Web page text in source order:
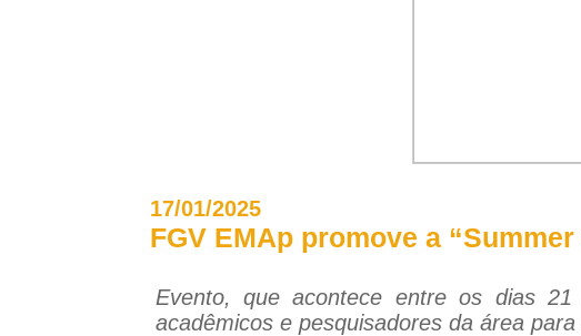
17/01/2025
FGV EMAp promove a
Evento, que acontece entre os dias
acadêmicos e pesquisadores da área